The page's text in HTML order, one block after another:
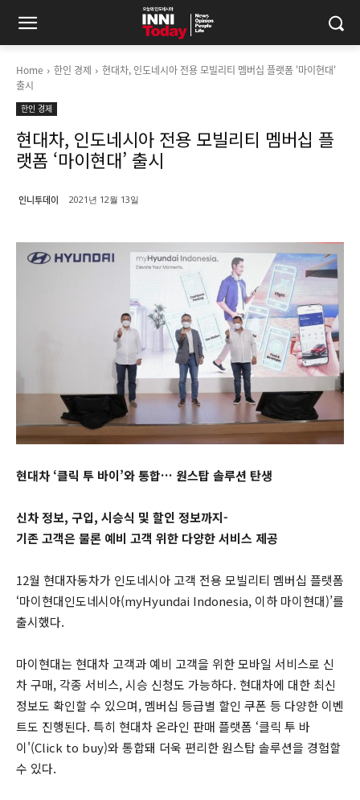
Home 한인 경제
현대차, 인도네시아 전용 모빌리티 멤버십 플랫폼 '마이현대'
출시
한인 경제
현대차, 인도네시아 전용 모빌리티 멤버십 플
랫폼 ‘마이현대’ 출시
인니투데이 2021년 12월 13일
현대차 ‘클릭 투 바이’와 통합… 원스탑 솔루션 탄생
신차 정보, 구입, 시승식 및 할인 정보까지-
기존 고객은 물론 예비 고객 위한 다양한 서비스 제공
12월 현대자동차가 인도네시아 고객 전용 모빌리티 멤버십 플랫폼
‘마이현대인도네시아(myHyundai Indonesia, 이하 마이현대)’를
출시했다.
마이현대는 현대차 고객과 예비 고객을 위한 모바일 서비스로 신
차 구매, 각종 서비스, 시승 신청도 가능하다. 현대차에 대한 최신
정보도 확인할 수 있으며, 멤버십 등급별 할인 쿠폰 등 다양한 이벤
트도 진행된다. 특히 현대차 온라인 판매 플랫폼 ‘클릭 투 바
이'(Click to buy)와 통합돼 더욱 편리한 원스탑 솔루션을 경험할
수 있다.